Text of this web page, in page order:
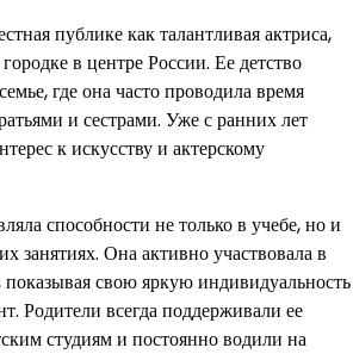
публике как талантливая актриса,
в центре России. Ее детство
где она часто проводила время
и сестрами. Уже с ранних лет
к искусству и актерскому
способности не только в учебе, но и
занятиях. Она активно участвовала в
свою яркую индивидуальность
Родители всегда поддерживали ее
студиям и постоянно водили на